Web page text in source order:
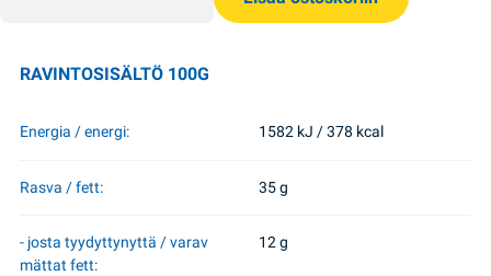
RAVINTOSISÄLTÖ 100G
Energia / energi: 1582 kJ / 378 kcal
Rasva / fett: 35 g
- josta tyydyttynyttä / varav
mättat fett:
12 g